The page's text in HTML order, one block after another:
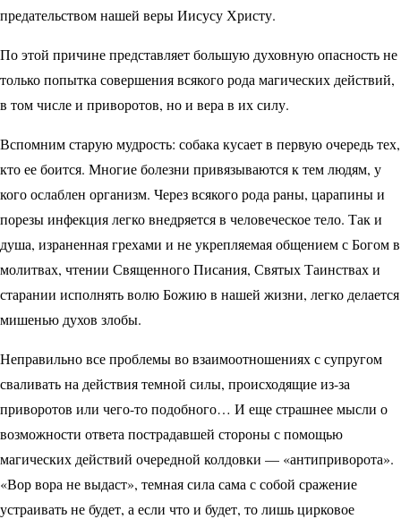
предательством нашей веры Иисусу Христу.
По этой причине представляет большую духовную опасность не
только попытка совершения всякого рода магических действий,
в том числе и приворотов, но и вера в их силу.
Вспомним старую мудрость: собака кусает в первую очередь тех,
кто ее боится. Многие болезни привязываются к тем людям, у
кого ослаблен организм. Через всякого рода раны, царапины и
порезы инфекция легко внедряется в человеческое тело. Так и
душа, израненная грехами и не укрепляемая общением с Богом в
молитвах, чтении Священного Писания, Святых Таинствах и
старании исполнять волю Божию в нашей жизни, легко делается
мишенью духов злобы.
Неправильно все проблемы во взаимоотношениях с супругом
сваливать на действия темной силы, происходящие из-за
приворотов или чего-то подобного… И еще страшнее мысли о
возможности ответа пострадавшей стороны с помощью
магических действий очередной колдовки — «антиприворота».
«Вор вора не выдаст», темная сила сама с собой сражение
устраивать не будет, а если что и будет, то лишь цирковое